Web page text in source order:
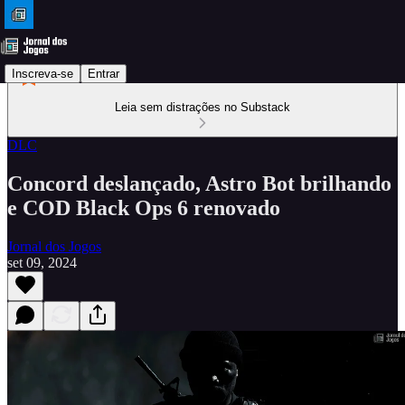
Inscreva-se Entrar
Leia sem distrações no Substack
DLC
Concord deslançado, Astro Bot brilhando
e COD Black Ops 6 renovado
Jornal dos Jogos
set 09, 2024